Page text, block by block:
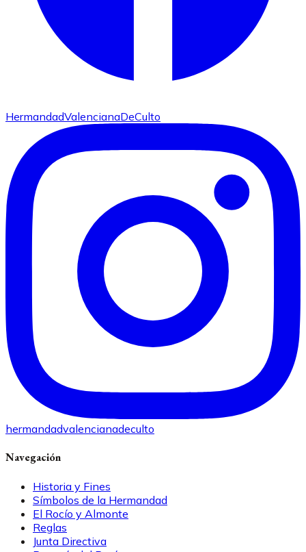
HermandadValencianaDeCulto
hermandadvalencianadeculto
Navegación
Historia y Fines
Símbolos de la Hermandad
El Rocío y Almonte
Reglas
Junta Directiva